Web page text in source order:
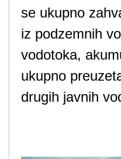
se ukupno
iz podzemnih
vodotoka,
ukupno
drugih javnih